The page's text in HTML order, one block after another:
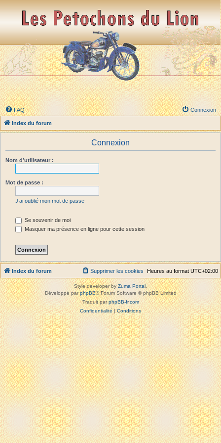
FAQ Connexion
Index du forum
Connexion
Nom d’utilisateur :
Mot de passe :
J’ai oublié mon mot de passe
Se souvenir de moi
Masquer ma présence en ligne pour cette session
Index du forum Heures au format UTC+02:00
Supprimer les cookies
Style developer byZuma Portal,
Développé parphpBB® Forum Software © phpBB Limited
Traduit parphpBB-fr.com
Confidentialité|Conditions